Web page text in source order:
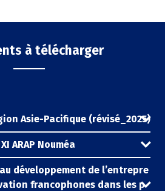
à télécharger
Asie-Pacifique (révisé_2025)
ARAP Nouméa
développement de l’entrepre
francophones dans les p